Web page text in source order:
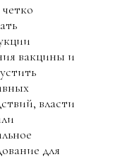
вакцины и
власти
для